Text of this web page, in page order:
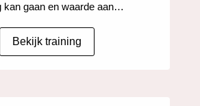
kan gaan en waarde aan…
Bekijk training